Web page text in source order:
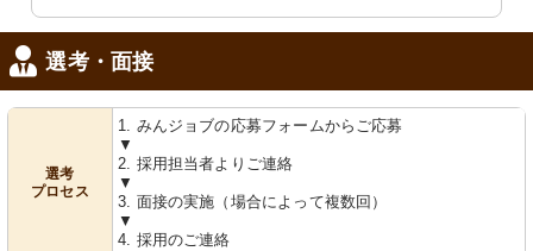
選考・面接
選考
プロセス
1. みんジョブの応募フォームからご応募
▼
2. 採用担当者よりご連絡
▼
3. 面接の実施（場合によって複数回）
▼
4. 採用のご連絡